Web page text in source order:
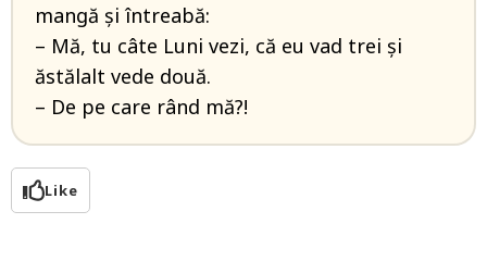
mangă și întreabă:
– Mă, tu câte Luni vezi, că eu vad trei și
ăstălalt vede două.
– De pe care rând mă?!
Like